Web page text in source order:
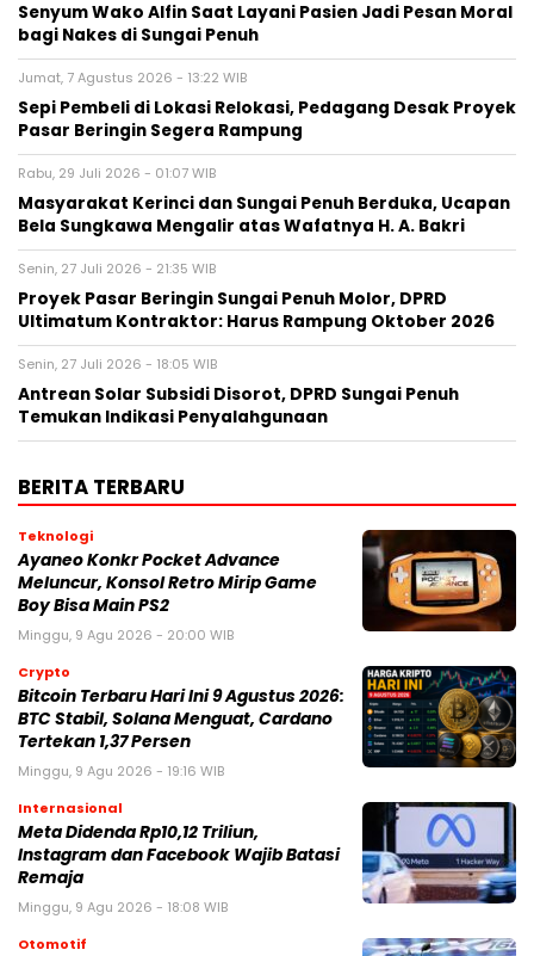
Senyum Wako Alfin Saat Layani Pasien Jadi Pesan Moral
bagi Nakes di Sungai Penuh
Jumat, 7 Agustus 2026 - 13:22 WIB
Sepi Pembeli di Lokasi Relokasi, Pedagang Desak Proyek
Pasar Beringin Segera Rampung
Rabu, 29 Juli 2026 - 01:07 WIB
Masyarakat Kerinci dan Sungai Penuh Berduka, Ucapan
Bela Sungkawa Mengalir atas Wafatnya H. A. Bakri
Senin, 27 Juli 2026 - 21:35 WIB
Proyek Pasar Beringin Sungai Penuh Molor, DPRD
Ultimatum Kontraktor: Harus Rampung Oktober 2026
Senin, 27 Juli 2026 - 18:05 WIB
Antrean Solar Subsidi Disorot, DPRD Sungai Penuh
Temukan Indikasi Penyalahgunaan
BERITA TERBARU
Teknologi
Ayaneo Konkr Pocket Advance
Meluncur, Konsol Retro Mirip Game
Boy Bisa Main PS2
Minggu, 9 Agu 2026 - 20:00 WIB
Crypto
Bitcoin Terbaru Hari Ini 9 Agustus 2026:
BTC Stabil, Solana Menguat, Cardano
Tertekan 1,37 Persen
Minggu, 9 Agu 2026 - 19:16 WIB
Internasional
Meta Didenda Rp10,12 Triliun,
Instagram dan Facebook Wajib Batasi
Remaja
Minggu, 9 Agu 2026 - 18:08 WIB
Otomotif